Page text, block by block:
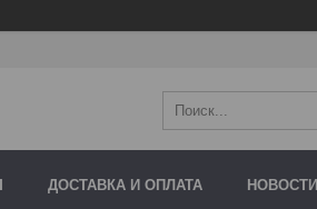
ДОСТАВКА И ОПЛАТА НОВОСТИ